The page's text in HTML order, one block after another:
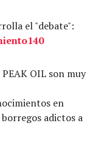
el "debate":
OIL son muy
en
adictos a